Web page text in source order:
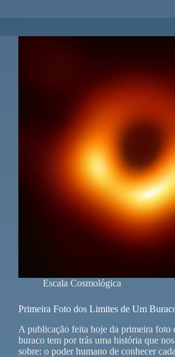
Escala Cosmológica
Primeira Foto dos Limites de Um
A publicação feita hoje da primeira foto
buraco tem por trás uma história que
sobre: o poder humano de conhecer